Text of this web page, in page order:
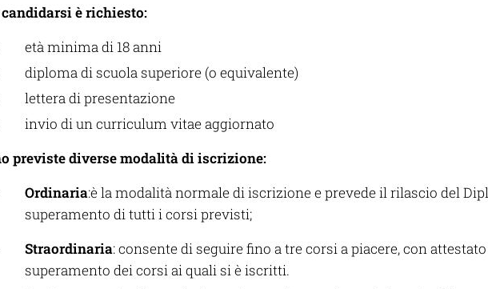
candidarsi è richiesto:
età minima di 18 anni
diploma di scuola superiore (o equivalente)
lettera di presentazione
invio di un curriculum vitae aggiornato
previste diverse modalità di iscrizione:
Ordinaria:è la modalità normale di iscrizione e prevede il rilascio del
superamento di tutti i corsi previsti;
Straordinaria: consente di seguire fino a tre corsi a piacere, con
superamento dei corsi ai quali si è iscritti.